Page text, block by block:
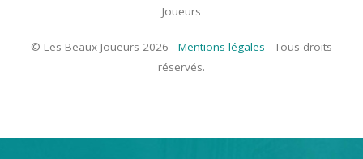
Joueurs
© Les Beaux Joueurs 2026 - Mentions légales - Tous droits
réservés.